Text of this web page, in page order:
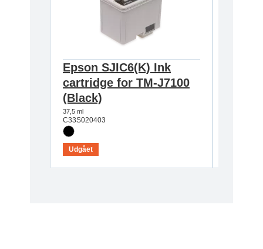
Epson SJIC6(K) Ink
cartridge for TM-J7100
(Black)
37,5 ml
C33S020403
Udgået